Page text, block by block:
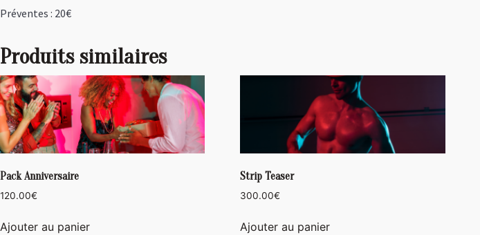
Préventes : 20€
Produits similaires
Pack Anniversaire
120.00€
Ajouter au panier
Strip Teaser
300.00€
Ajouter au panier